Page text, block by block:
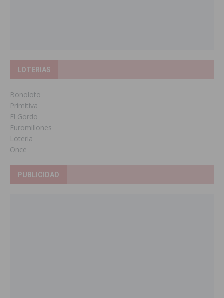
LOTERIAS
Bonoloto
Primitiva
El Gordo
Euromillones
Loteria
Once
PUBLICIDAD